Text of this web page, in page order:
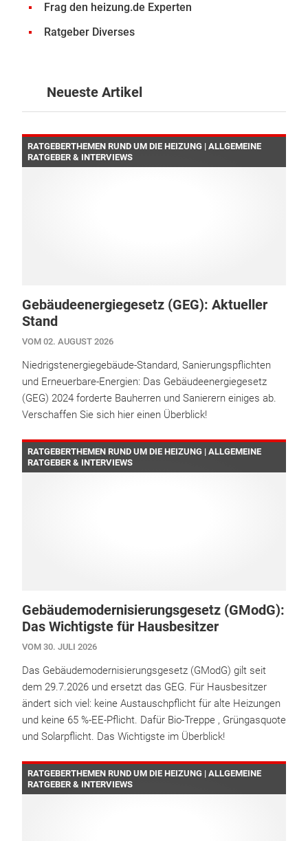
Frag den heizung.de Experten
Ratgeber Diverses
Neueste Artikel
RATGEBERTHEMEN RUND UM DIE HEIZUNG | ALLGEMEINE
RATGEBER & INTERVIEWS
Gebäudeenergiegesetz (GEG): Aktueller
Stand
VOM 02. AUGUST 2026
Niedrigstenergiegebäude-Standard, Sanierungspflichten
und Erneuerbare-Energien: Das Gebäudeenergiegesetz
(GEG) 2024 forderte Bauherren und Sanierern einiges ab.
Verschaffen Sie sich hier einen Überblick!
RATGEBERTHEMEN RUND UM DIE HEIZUNG | ALLGEMEINE
RATGEBER & INTERVIEWS
Gebäudemodernisierungsgesetz (GModG):
Das Wichtigste für Hausbesitzer
VOM 30. JULI 2026
Das Gebäudemodernisierungsgesetz (GModG) gilt seit
dem 29.7.2026 und ersetzt das GEG. Für Hausbesitzer
ändert sich viel: keine Austauschpflicht für alte Heizungen
und keine 65 %-EE-Pflicht. Dafür Bio-Treppe , Grüngasquote
und Solarpflicht. Das Wichtigste im Überblick!
RATGEBERTHEMEN RUND UM DIE HEIZUNG | ALLGEMEINE
RATGEBER & INTERVIEWS